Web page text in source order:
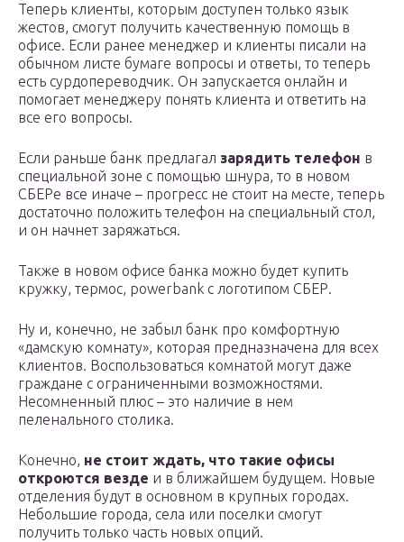
Теперь клиенты, которым доступен только язык
жестов, смогут получить качественную помощь в
офисе. Если ранее менеджер и клиенты писали на
обычном листе бумаге вопросы и ответы, то теперь
есть сурдопереводчик. Он запускается онлайн и
помогает менеджеру понять клиента и ответить на
все его вопросы.
Если раньше банк предлагал зарядить телефон в
специальной зоне с помощью шнура, то в новом
СБЕРе все иначе – прогресс не стоит на месте, теперь
достаточно положить телефон на специальный стол,
и он начнет заряжаться.
Также в новом офисе банка можно будет купить
кружку, термос, powerbank с логотипом СБЕР.
Ну и, конечно, не забыл банк про комфортную
«дамскую комнату», которая предназначена для всех
клиентов. Воспользоваться комнатой могут даже
граждане с ограниченными возможностями.
Несомненный плюс – это наличие в нем
пеленального столика.
Конечно, не стоит ждать, что такие офисы
откроются везде и в ближайшем будущем. Новые
отделения будут в основном в крупных городах.
Небольшие города, села или поселки смогут
получить только часть новых опций.